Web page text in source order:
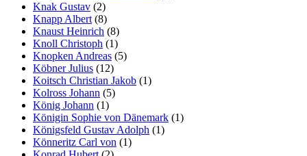
Knak Gustav (2)
Knapp Albert (8)
Knaust Heinrich (8)
Knoll Christoph (1)
Knopken Andreas (5)
Köbner Julius (12)
Koitsch Christian Jakob (1)
Kolross Johann (5)
König Johann (1)
Königin Sophie von Dänemark (1)
Königsfeld Gustav Adolph (1)
Könneritz Carl von (1)